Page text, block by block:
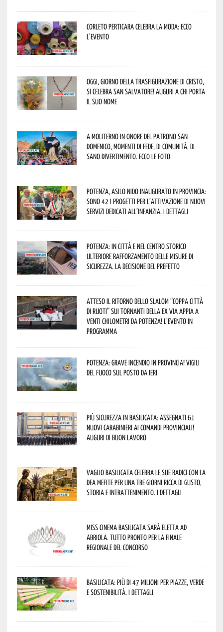
Corleto Perticara celebra la moda: ecco
l’evento
Oggi, giorno della Trasfigurazione di Cristo,
si celebra San Salvatore! Auguri a chi porta
il suo nome
A Moliterno in onore del Patrono San
Domenico, momenti di fede, di comunità, di
sano divertimento. Ecco le foto
Potenza, asilo nido inaugurato in provincia:
sono 42 i progetti per l’attivazione di nuovi
servizi dedicati all’infanzia. I dettagli
Potenza: in città e nel centro storico
ulteriore rafforzamento delle misure di
sicurezza. La decisione del Prefetto
Atteso il ritorno dello slalom “Coppa Città
di Ruoti” sui tornanti della ex via Appia a
venti chilometri da Potenza! L’evento in
programma
Potenza: grave incendio in Provincia! Vigili
del fuoco sul posto da ieri
Più sicurezza in Basilicata: assegnati 61
nuovi Carabinieri ai Comandi provinciali!
Auguri di buon lavoro
Vaglio Basilicata celebra le sue radici con la
Dea Mefite per una tre giorni ricca di gusto,
storia e intrattenimento. I dettagli
Miss Cinema Basilicata sarà eletta ad
Abriola. Tutto pronto per la finale
regionale del concorso
Basilicata: più di 47 milioni per piazze, verde
e sostenibilità. I dettagli